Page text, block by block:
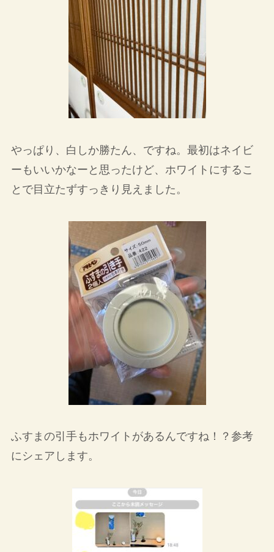
やっぱり、白しか勝たん、ですね。最初はネイビ
ーもいいかなーと思ったけど、ホワイトにするこ
とで目立たずすっきり見えました。
ふすまの引手もホワイトがあるんですね！？参考
にシェアします。